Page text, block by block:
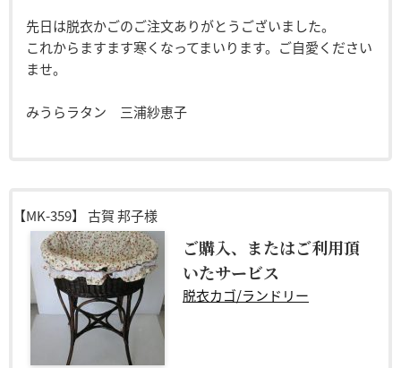
先日は脱衣かごのご注文ありがとうございました。
これからますます寒くなってまいります。ご自愛ください
ませ。
みうらラタン 三浦紗恵子
【MK-359】 古賀 邦子様
ご購入、またはご利用頂
いたサービス
脱衣カゴ/ランドリー